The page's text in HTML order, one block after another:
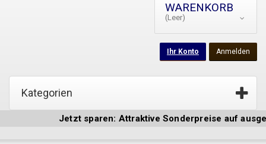
WARENKORB
(Leer)
Anmelden
Ihr Konto
Kategorien
Jetzt sparen: Attraktive Sonderpreise auf